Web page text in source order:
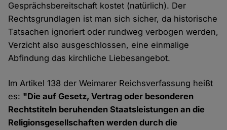
Gesprächsbereitschaft kostet (natürlich). Der
Rechtsgrundlagen ist man sich sicher, da historische
Tatsachen ignoriert oder rundweg verbogen werden,
Verzicht also ausgeschlossen, eine einmalige
Abfindung das kirchliche Liebesangebot.
Im Artikel 138 der Weimarer Reichsverfassung heißt
es: "Die auf Gesetz, Vertrag oder besonderen
Rechtstiteln beruhenden Staatsleistungen an die
Religionsgesellschaften werden durch die